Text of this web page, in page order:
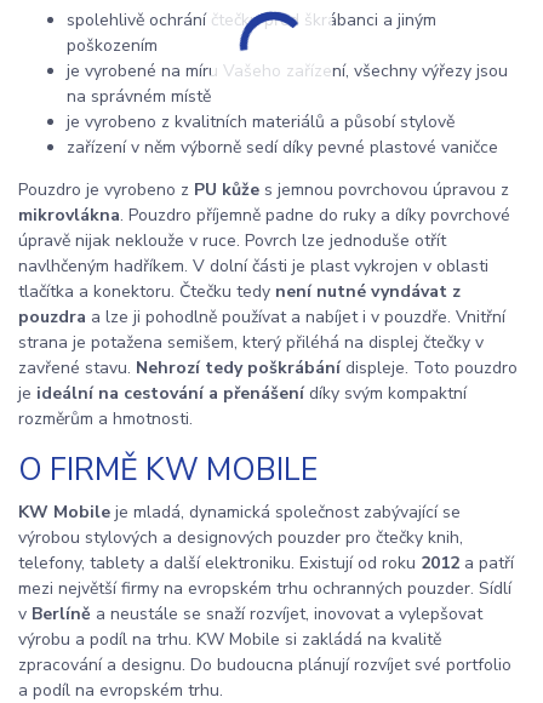
spolehlivě ochrání čtečku před škrábanci a jiným
poškozením
je vyrobené na míru Vašeho zařízení, všechny výřezy jsou
na správném místě
je vyrobeno z kvalitních materiálů a působí stylově
zařízení v něm výborně sedí díky pevné plastové vaničce
Pouzdro je vyrobeno z PU kůže s jemnou povrchovou úpravou z
mikrovlákna. Pouzdro příjemně padne do ruky a díky povrchové
úpravě nijak neklouže v ruce. Povrch lze jednoduše otřít
navlhčeným hadříkem. V dolní části je plast vykrojen v oblasti
tlačítka a konektoru. Čtečku tedy není nutné vyndávat z
pouzdra a lze ji pohodlně používat a nabíjet i v pouzdře. Vnitřní
strana je potažena semišem, který přiléhá na displej čtečky v
zavřené stavu. Nehrozí tedy poškrábánídispleje. Toto pouzdro
je ideální na cestování a přenášenídíky svým kompaktní
rozměrům a hmotnosti.
O FIRMĚ KW MOBILE
KW Mobile je mladá, dynamická společnost zabývající se
výrobou stylových a designových pouzder pro čtečky knih,
telefony, tablety a další elektroniku. Existují od roku 2012 a patří
mezi největší firmy na evropském trhu ochranných pouzder. Sídlí
v Berlíně a neustále se snaží rozvíjet, inovovat a vylepšovat
výrobu a podíl na trhu. KW Mobile si zakládá na kvalitě
zpracování a designu. Do budoucna plánují rozvíjet své portfolio
a podíl na evropském trhu.